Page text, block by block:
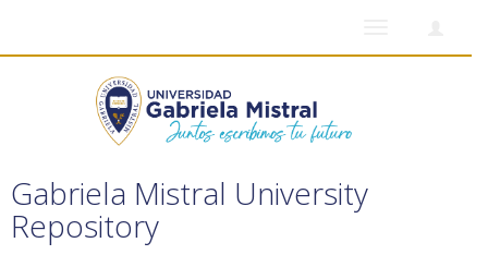
Gabriela Mistral University
Repository